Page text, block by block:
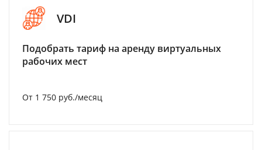
VDI
Подобрать тариф на аренду виртуальных
рабочих мест
От 1 750 руб./месяц